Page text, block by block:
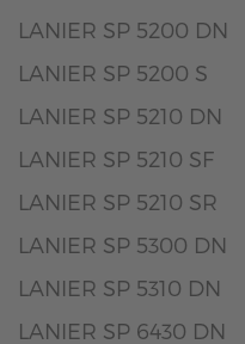
LANIER SP 5200 DN
LANIER SP 5200 S
LANIER SP 5210 DN
LANIER SP 5210 SF
LANIER SP 5210 SR
LANIER SP 5300 DN
LANIER SP 5310 DN
LANIER SP 6430 DN